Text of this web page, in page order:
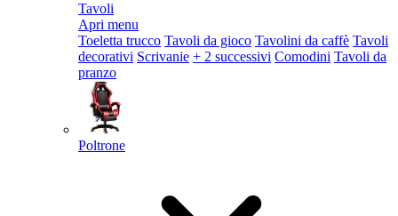
Tavoli
Apri menu
Toeletta trucco Tavoli da gioco Tavolini da caffè Tavoli
decorativi Scrivanie + 2 successivi Comodini Tavoli da
pranzo
Poltrone